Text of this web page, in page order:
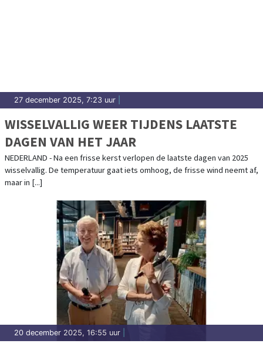
27 december 2025, 7:23 uur
WISSELVALLIG WEER TIJDENS LAATSTE
DAGEN VAN HET JAAR
NEDERLAND - Na een frisse kerst verlopen de laatste dagen van 2025
wisselvallig. De temperatuur gaat iets omhoog, de frisse wind neemt af,
maar in [...]
20 december 2025, 16:55 uur